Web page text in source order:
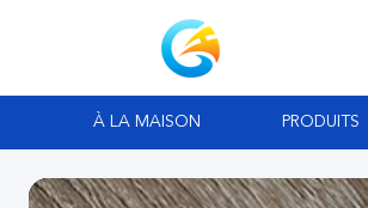
À LA MAISON PRODUITS